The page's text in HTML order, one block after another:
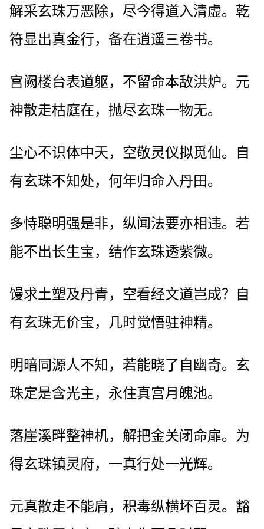
解采玄珠万恶除，尽今得道入清虚。乾
符显出真金行，备在逍遥三卷书。
宫阙楼台表道躯，不留命本敌洪炉。元
神散走枯庭在，抛尽玄珠一物无。
尘心不识体中天，空敬灵仪拟觅仙。自
有玄珠不知处，何年归命入丹田。
多恃聪明强是非，纵闻法要亦相违。若
能不出长生宝，结作玄珠透紫微。
馒求土塑及丹青，空看经文道岂成？自
有玄珠无价宝，几时觉悟驻神精。
明暗同源人不知，若能晓了自幽奇。玄
珠定是含光主，永住真宫月魄池。
落崖溪畔整神机，解把金关闭命扉。为
得玄珠镇灵府，一真行处一光辉。
元真散走不能肩，积毒纵横坏百灵。豁